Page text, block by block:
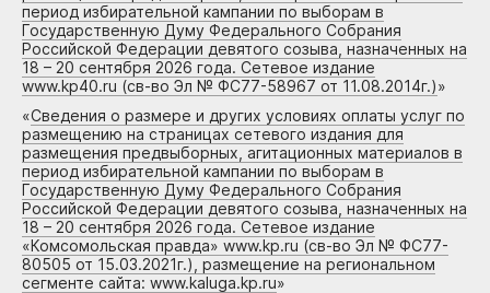
период избирательной кампании по выборам в
Государственную Думу Федерального Собрания
Российской Федерации девятого созыва, назначенных на
18 – 20 сентября 2026 года. Сетевое издание
www.kp40.ru (св-во Эл № ФС77-58967 от 11.08.2014г.)»
«Сведения о размере и других условиях оплаты услуг по
размещению на страницах сетевого издания для
размещения предвыборных, агитационных материалов в
период избирательной кампании по выборам в
Государственную Думу Федерального Собрания
Российской Федерации девятого созыва, назначенных на
18 – 20 сентября 2026 года. Сетевое издание
«Комсомольская правда» www.kp.ru (св-во Эл № ФС77-
80505 от 15.03.2021г.), размещение на региональном
сегменте сайта: www.kaluga.kp.ru»